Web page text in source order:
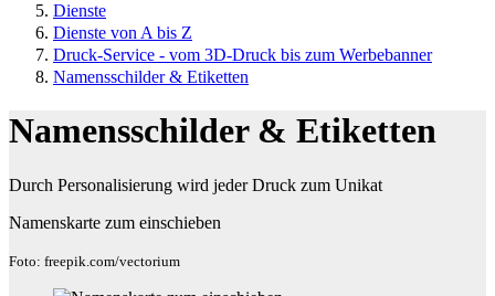
Dienste
Dienste von A bis Z
Druck-Service - vom 3D-Druck bis zum Werbebanner
Namensschilder & Etiketten
Namensschilder & Etiketten
Durch Personalisierung wird jeder Druck zum Unikat
Namenskarte zum einschieben
Foto: freepik.com/vectorium